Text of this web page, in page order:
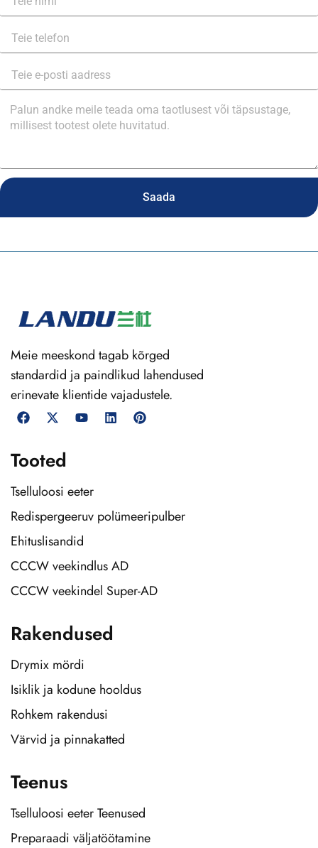
Saada
Meie meeskond tagab kõrged
standardid ja paindlikud lahendused
erinevate klientide vajadustele.
Tooted
Tselluloosi eeter
Redispergeeruv polümeeripulber
Ehituslisandid
CCCW veekindlus AD
CCCW veekindel Super-AD
Rakendused
Drymix mördi
Isiklik ja kodune hooldus
Rohkem rakendusi
Värvid ja pinnakatted
Teenus
Tselluloosi eeter Teenused
Preparaadi väljatöötamine